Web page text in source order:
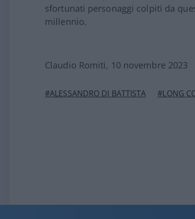
sfortunati personaggi colpiti da
millennio.
Claudio Romiti, 10 novembre 2023
#ALESSANDRO DI BATTISTA #LONG